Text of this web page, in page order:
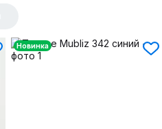
Новинка